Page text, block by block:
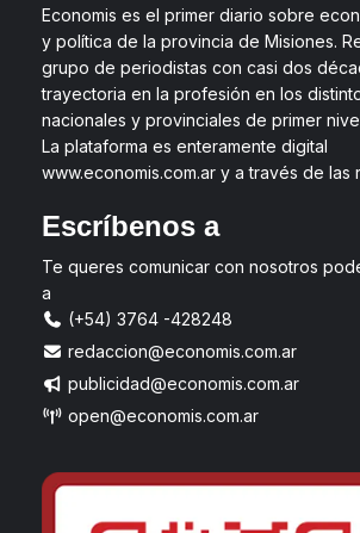
Economis es el primer diario sobre
y política de la provincia de Misiones.
grupo de periodistas con casi dos
trayectoria en la profesión en los
nacionales y provinciales de primer
La plataforma es enteramente digital
www.economis.com.ar y a través de las
Escríbenos a
Te queres comunicar con nosotros
a
(+54) 3764 -428248
redaccion@economis.com.ar
publicidad@economis.com.ar
open@economis.com.ar